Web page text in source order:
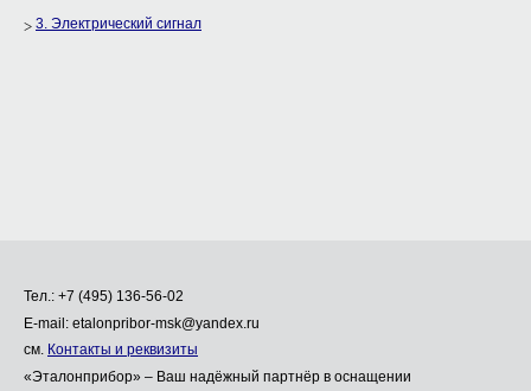
3. Электрический сигнал
Тел.: +7 (495) 136-56-02
E-mail: etalonpribor-msk@yandex.ru
см. Контакты и реквизиты
«Эталонприбор» – Ваш надёжный партнёр в оснащении